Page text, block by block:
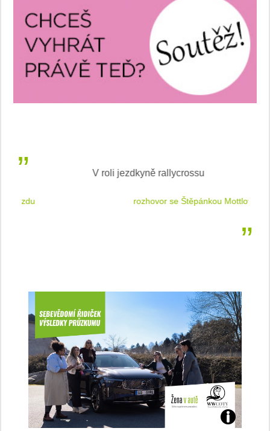
V roli jezdkyně rallycrossu
rozhovor se Štěpánkou Mottlovou
Jaké